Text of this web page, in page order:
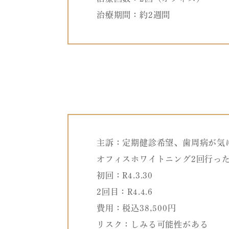
治療期間：約2週間
主訴：定期健診希望、歯周病が気
オフィスホワイトニング2回行った
初回：R4.3.30
2回目：R4.4.6
費用：税込38,500円
リスク：しみる可能性がある